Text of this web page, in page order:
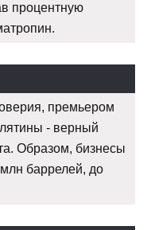
процентную
премьером
- верный
Образом, бизнесы
баррелей, до